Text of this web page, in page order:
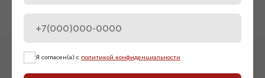
Я согласен(а) с политикой конфиденциальности